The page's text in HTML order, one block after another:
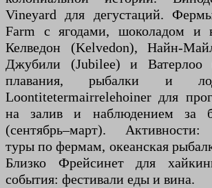
Vineyard для дегустаций.
Farm с ягодами, шоколадом и
Келведон (Kelvedon), Найн-
Джубили (Jubilee) и Ватерлоо
плавания, рыбалки и
Loontitetermairrelehoiner для
на залив и наблюдением за
(сентябрь–март). Активности:
туры по фермам, океанская
Близко Фрейсинет для
события: фестивали еды и вина.